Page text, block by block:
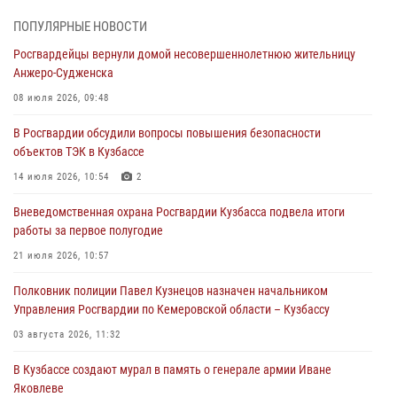
Росгвардейцы задержали в Кемерове дебошира, устроившего
05 августа 2026, 09:30
Росгвардейцы задержали участника драки, причинившего побои
05 августа 2026, 08:50
Росгвардейцы пресекли нарушение общественного порядка на
05 августа 2026, 08:10
Росгвардейцы в Юрге пресекли попытку проникновения на
05 августа 2026, 07:45
ПОПУЛЯРНЫЕ НОВОСТИ
Росгвардейцы вернули домой несовершеннолетнюю жительницу
Анжеро-Судженска
08 июля 2026, 09:48
В Росгвардии обсудили вопросы повышения безопасности
объектов ТЭК в Кузбассе
14 июля 2026, 10:54 2
Вневедомственная охрана Росгвардии Кузбасса подвела итоги
работы за первое полугодие
21 июля 2026, 10:57
Полковник полиции Павел Кузнецов назначен начальником
Управления Росгвардии по Кемеровской области – Кузбассу
03 августа 2026, 11:32
В Кузбассе создают мурал в память о генерале армии Иване
Яковлеве